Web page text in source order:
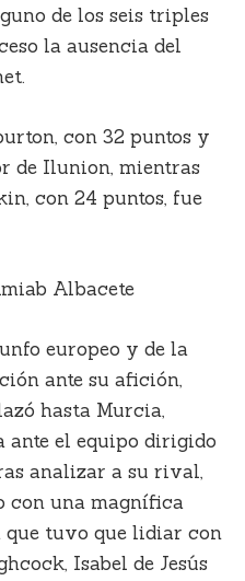
de los seis triples
la ausencia del
con 32 puntos y
de Ilunion, mientras
con 24 puntos, fue
Albacete
europeo y de la
ante su afición,
hasta Murcia,
ante el equipo dirigido
analizar a su rival,
con una magnífica
que tuvo que lidiar con
Isabel de Jesús